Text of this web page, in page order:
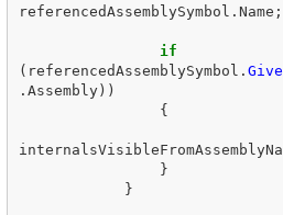
referencedAssemblySymbol . Name ;
if
( referencedAssemblySymbol .
. Assembly))
{
}
}